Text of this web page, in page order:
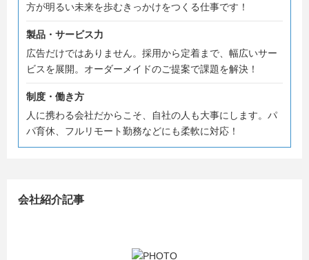
方が明るい未来を歩むきっかけをつくる仕事です！
製品・サービス力
広告だけではありません。採用から定着まで、幅広いサー
ビスを展開。オーダーメイドのご提案で課題を解決！
制度・働き方
人に携わる会社だからこそ、自社の人も大事にします。パ
パ育休、フルリモート勤務などにも柔軟に対応！
会社紹介記事